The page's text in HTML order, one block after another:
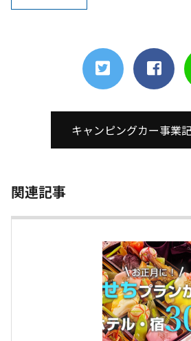
キャンピングカー事業
関連記事